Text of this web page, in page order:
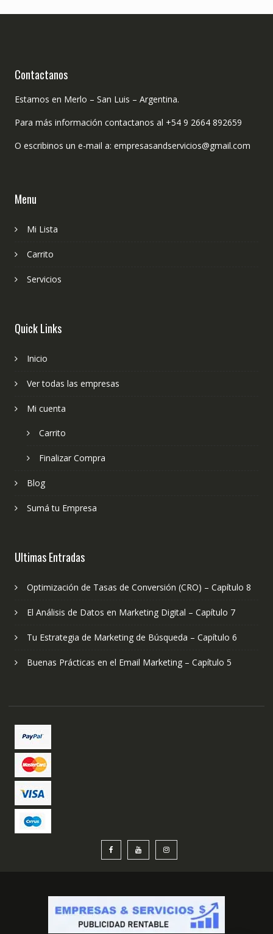
Contactanos
Estamos en Merlo – San Luis – Argentina.
Para más información contactanos al +54 9 2664 892659
O escribinos un e-mail a: empresasandservicios@gmail.com
Menu
Mi Lista
Carrito
Servicios
Quick Links
Inicio
Ver todas las empresas
Mi cuenta
Carrito
Finalizar Compra
Blog
Sumá tu Empresa
Ultimas Entradas
Optimización de Tasas de Conversión (CRO) – Capítulo 8
El Análisis de Datos en Marketing Digital – Capítulo 7
Tu Estrategia de Marketing de Búsqueda – Capítulo 6
Buenas Prácticas en el Email Marketing – Capítulo 5